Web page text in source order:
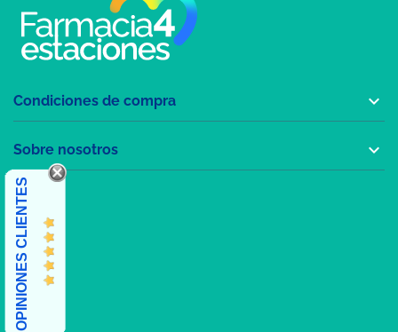
Condiciones de compra 
Sobre nosotros 
OPINIONES CLIENTES